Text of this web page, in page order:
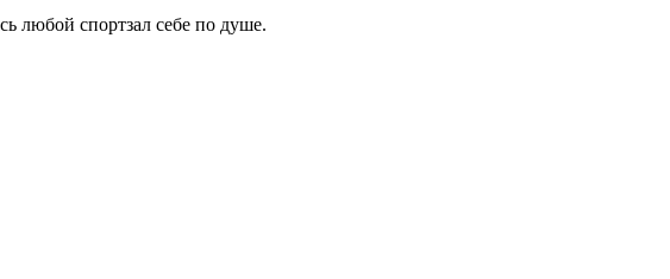
любой спортзал себе по душе.